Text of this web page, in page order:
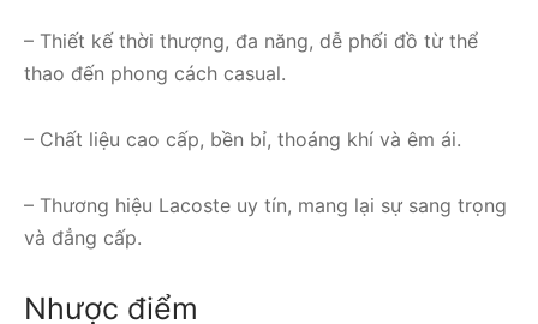
– Thiết kế thời thượng, đa năng, dễ phối đồ từ thể
thao đến phong cách casual.
– Chất liệu cao cấp, bền bỉ, thoáng khí và êm ái.
– Thương hiệu Lacoste uy tín, mang lại sự sang trọng
và đẳng cấp.
Nhược điểm